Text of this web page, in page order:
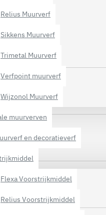
Relius Muurverf
Sikkens Muurverf
Trimetal Muurverf
Verfpoint muurverf
Wijzonol Muurverf
muurverven
en decoratieverf
Flexa Voorstrijkmiddel
Relius Voorstrijkmiddel